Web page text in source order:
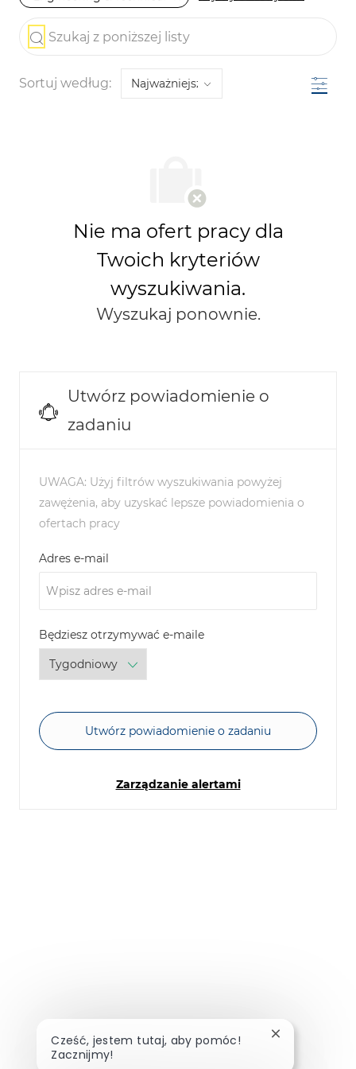
the results are updated
Szukaj z poniższej listy
Sortuj według: Filtr
Nie ma ofert pracy dla
Twoich kryteriów
wyszukiwania.
Wyszukaj ponownie.
Utwórz powiadomienie o
zadaniu
UWAGA: Użyj filtrów wyszukiwania powyżej
zawężenia, aby uzyskać lepsze powiadomienia o
ofertach pracy
Adres e-mail
Będziesz otrzymywać e-maileRequired
Utwórz powiadomienie o zadaniu
Zarządzanie alertami
Cześć, jestem tutaj, aby pomóc!
Zacznijmy!
Zamknij